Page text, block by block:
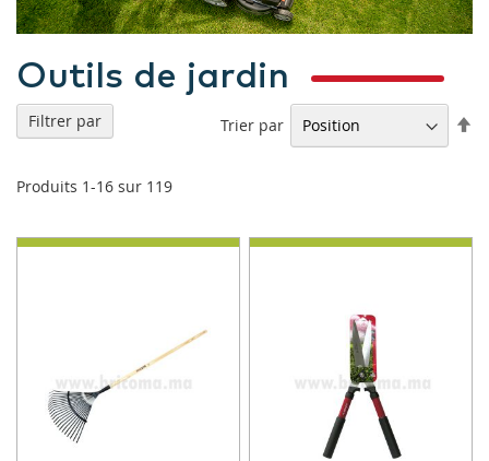
Outils de jardin
Produits 1-16 sur 119
Trier par
Filtrer par